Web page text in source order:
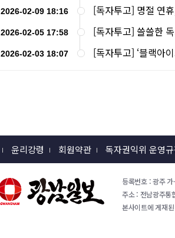
2026-02-09 18:16 [독자투고] 명절 연
2026-02-05 17:58 [독자투고] 쓸쓸한
2026-02-03 18:07 [독자투고] ‘블랙아
윤리강령 회원약관 독자권익위 운영규
등록번호 : 광주
주소 : 전남광주
본사이트에 게재